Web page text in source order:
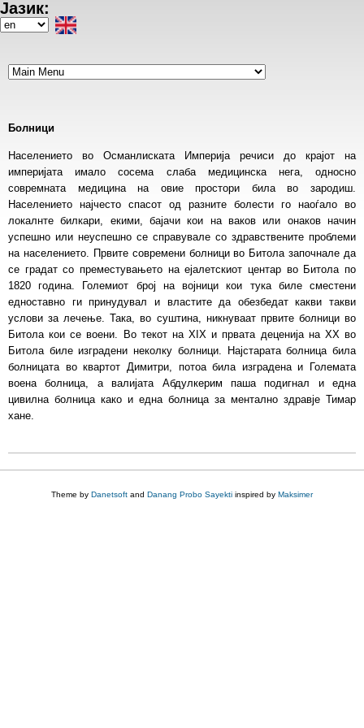
Skip
to
Јазик:
Select
Болници
Населението во Османлиската Империја речиси до крајот на
империјата имало сосема слаба медицинска нега, односно
совремната медицина на овие простори била во зародиш.
Населението најчесто спасот од разните болести го наоѓало во
локалнте билкари, екими, бајачи кои на ваков или онаков начин
успешно или неуспешно се справувале со здравствените проблеми
на населението. Првите современи болници во Битола започнале да
се градат со преместувањето на ејалетскиот центар во Битола по
1820 година. Големиот број на војници кои тука биле сместени
едноставно ги принудувал и властите да обезбедат какви такви
услови за лечење. Така, во суштина, никнуваат првите болници во
Битола кои се воени. Во текот на XIX и првата деценија на XX во
Битола биле изградени неколку болници. Најстарата болница била
болницата во квартот Димитри, потоа била изградена и Големата
воена болница, а валијата Абдулкерим паша подигнал и една
цивилна болница како и една болница за ментално здравје Тимар
хане.
Theme by Danetsoft and Danang Probo Sayekti inspired by Maksimer